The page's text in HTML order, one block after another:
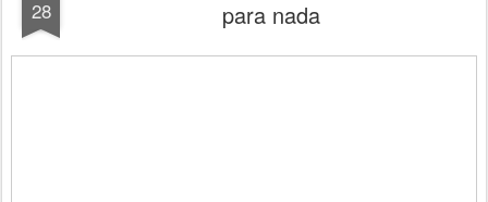
28
para nada